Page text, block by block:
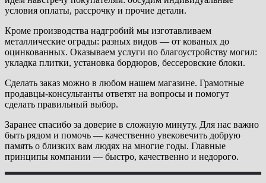
условия оплаты, рассрочку и прочие детали.
Кроме производства надгробий мы изготавливаем
металлические ограды: разных видов — от кованых до
оцинкованных. Оказываем услуги по благоустройству могил:
укладка плитки, установка бордюров, бессеровские блоки.
Сделать заказ можно в любом нашем магазине. Грамотные
продавцы-консультанты ответят на вопросы и помогут
сделать правильный выбор.
Заранее спасибо за доверие в сложную минуту. Для нас важно
быть рядом и помочь — качественно увековечить добрую
память о близких вам людях на многие годы. Главные
принципы компании — быстро, качественно и недорого.